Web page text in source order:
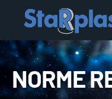
NORME